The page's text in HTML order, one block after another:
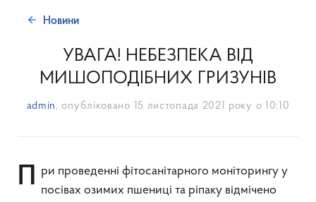
Новини
УВАГА! НЕБЕЗПЕКА ВІД
МИШОПОДІБНИХ ГРИЗУНІВ
admin , опубліковано 15 листопада 2021 року о 10:10
При проведенні фітосанітарного моніторингу у посівах озимих пшениці та ріпаку відмічено